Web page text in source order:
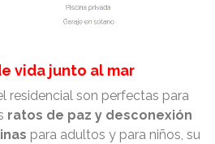
vida junto al mar
residencial son perfectas para
ratos de paz y desconexión
para adultos y para niños, su